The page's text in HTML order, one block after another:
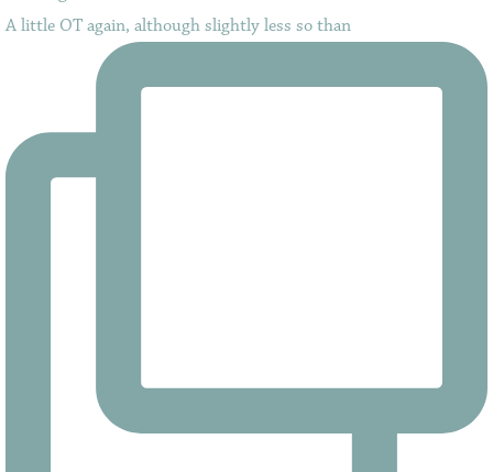
A little OT again, although slightly less so than